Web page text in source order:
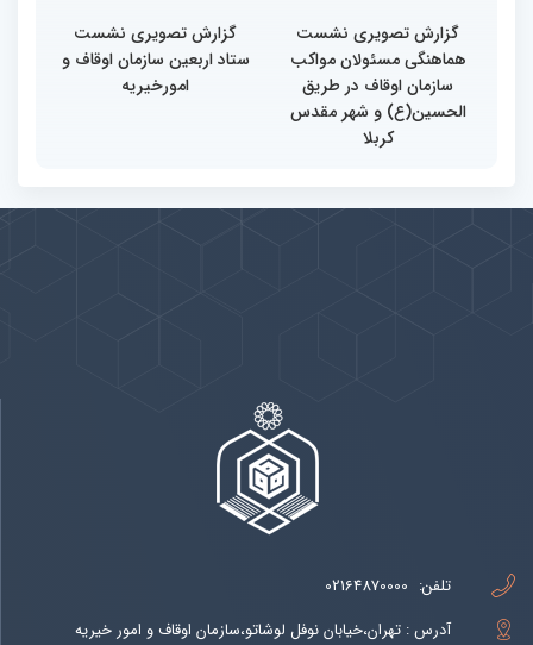
گزارش تصویری نشست
هماهنگی مسئولان مواکب
سازمان اوقاف در طریق
الحسین(ع) و شهر مقدس
کربلا
گزارش تصویری نشست
ستاد اربعین سازمان اوقاف و
امورخیریه
تلفن: 02164870000
آدرس : تهران،خیابان نوفل لوشاتو،سازمان اوقاف و امور خیریه